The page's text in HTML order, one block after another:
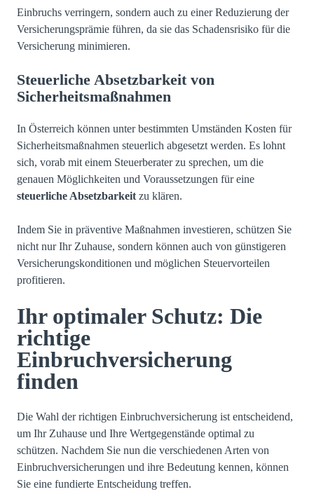
Einbruchs verringern, sondern auch zu einer Reduzierung der
Versicherungsprämie führen, da sie das Schadensrisiko für die
Versicherung minimieren.
Steuerliche Absetzbarkeit von
Sicherheitsmaßnahmen
In Österreich können unter bestimmten Umständen Kosten für
Sicherheitsmaßnahmen steuerlich abgesetzt werden. Es lohnt
sich, vorab mit einem Steuerberater zu sprechen, um die
genauen Möglichkeiten und Voraussetzungen für eine
steuerliche Absetzbarkeit zu klären.
Indem Sie in präventive Maßnahmen investieren, schützen Sie
nicht nur Ihr Zuhause, sondern können auch von günstigeren
Versicherungskonditionen und möglichen Steuervorteilen
profitieren.
Ihr optimaler Schutz: Die
richtige
Einbruchversicherung
finden
Die Wahl der richtigen Einbruchversicherung ist entscheidend,
um Ihr Zuhause und Ihre Wertgegenstände optimal zu
schützen. Nachdem Sie nun die verschiedenen Arten von
Einbruchversicherungen und ihre Bedeutung kennen, können
Sie eine fundierte Entscheidung treffen.